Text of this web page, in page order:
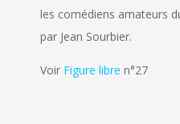
les comédiens amateurs
par Jean Sourbier.
Voir Figure libre n°27